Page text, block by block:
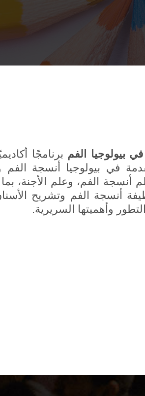
بيولوجيا الفم برنامجًا
في بيولوجيا أنسجة الفم
أنسجة الفم، وعلم الأجنة،
أنسجة الفم وتشريح
وأهميتها السريرية.